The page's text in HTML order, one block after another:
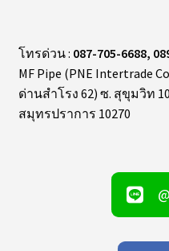
โทรด่วน : 087-705-6688,
MF Pipe (PNE Intertrade
ด่านสำโรง 62) ซ. สุขุมวิท
สมุทรปราการ 10270